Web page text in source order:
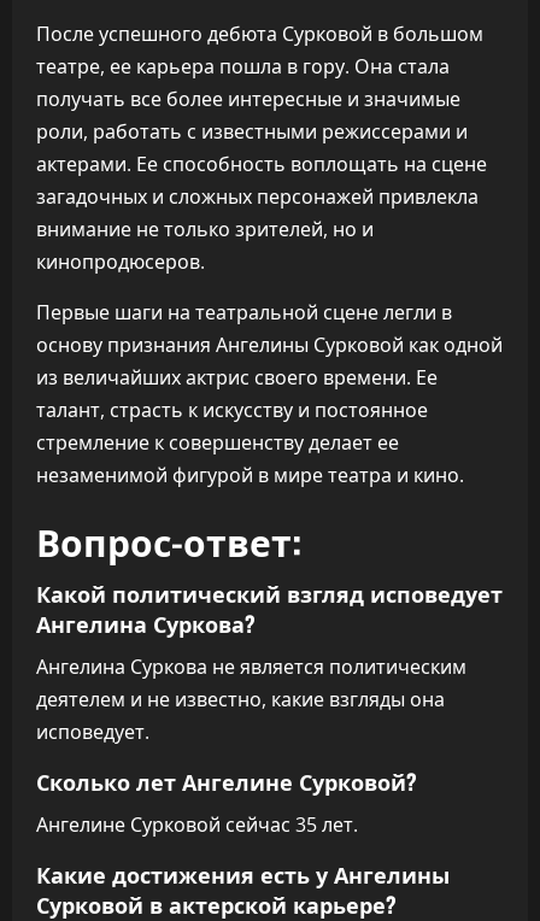
После успешного дебюта Сурковой в большом
театре, ее карьера пошла в гору. Она стала
получать все более интересные и значимые
роли, работать с известными режиссерами и
актерами. Ее способность воплощать на сцене
загадочных и сложных персонажей привлекла
внимание не только зрителей, но и
кинопродюсеров.
Первые шаги на театральной сцене легли в
основу признания Ангелины Сурковой как одной
из величайших актрис своего времени. Ее
талант, страсть к искусству и постоянное
стремление к совершенству делает ее
незаменимой фигурой в мире театра и кино.
Вопрос-ответ:
Какой политический взгляд исповедует
Ангелина Суркова?
Ангелина Суркова не является политическим
деятелем и не известно, какие взгляды она
исповедует.
Сколько лет Ангелине Сурковой?
Ангелине Сурковой сейчас 35 лет.
Какие достижения есть у Ангелины
Сурковой в актерской карьере?